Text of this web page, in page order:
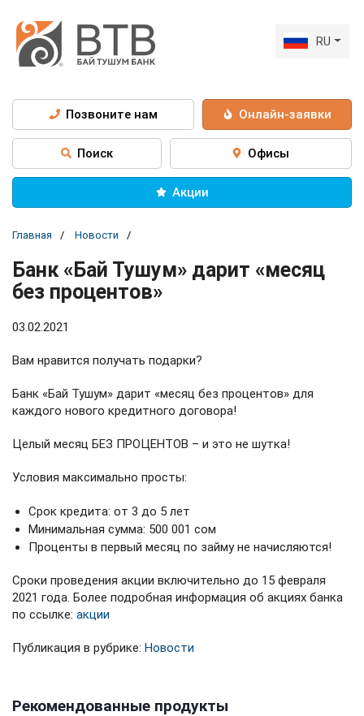
RU
Позвоните нам Онлайн-заявки
Поиск Офисы
Акции
Главная Новости
Банк «Бай Тушум» дарит «месяц
без процентов»
03.02.2021
Вам нравится получать подарки?
Банк «Бай Тушум» дарит «месяц без процентов» для
каждого нового кредитного договора!
Целый месяц БЕЗ ПРОЦЕНТОВ – и это не шутка!
Условия максимально просты:
Срок кредита: от 3 до 5 лет
Минимальная сумма: 500 001 сом
Проценты в первый месяц по займу не начисляются!
Сроки проведения акции включительно до 15 февраля
2021 года. Более подробная информация об акциях банка
по ссылке: акции
Публикация в рубрике: Новости
Рекомендованные продукты